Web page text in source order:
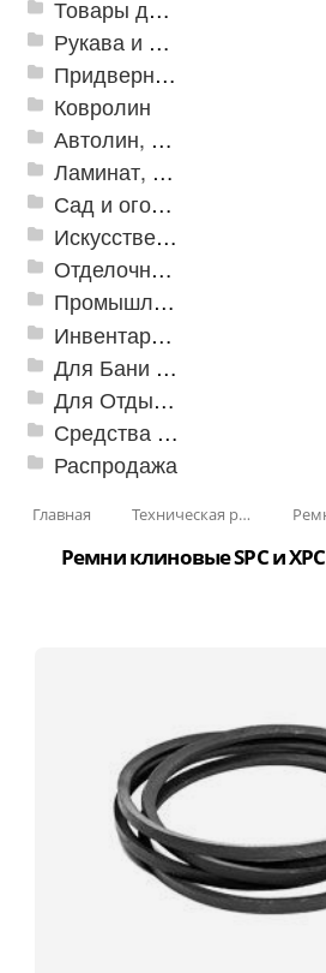
Товары для дома
Рукава и шланги промышленные
Придверные решетки
Ковролин
Автолин, Транслин, Линолеум
Ламинат, Кварцвиниловая плитка SPC
Сад и огород
Искусственная трава
Отделочные профили
Промышленный текстиль
Инвентарь для клининга
Для Бани и Сауны
Для Отдыха и Пикника
Средства от насекомых и садовых вредителей
Распродажа
Главная Техническая резина
Ремни клиновые SPC и XPC